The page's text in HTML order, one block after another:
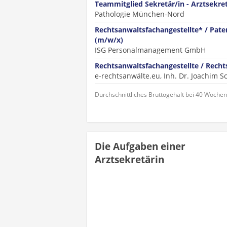
Teammitglied Sekretär/in -
Pathologie München-Nord
Rechtsanwaltsfachangestellte* /
(m/w/x)
ISG Personalmanagement GmbH
Rechtsanwaltsfachangestellte /
e-rechtsanwälte.eu, Inh. Dr. Joachim
Durchschnittliches Bruttogehalt bei 40
Die Aufgaben einer
Arztsekretärin